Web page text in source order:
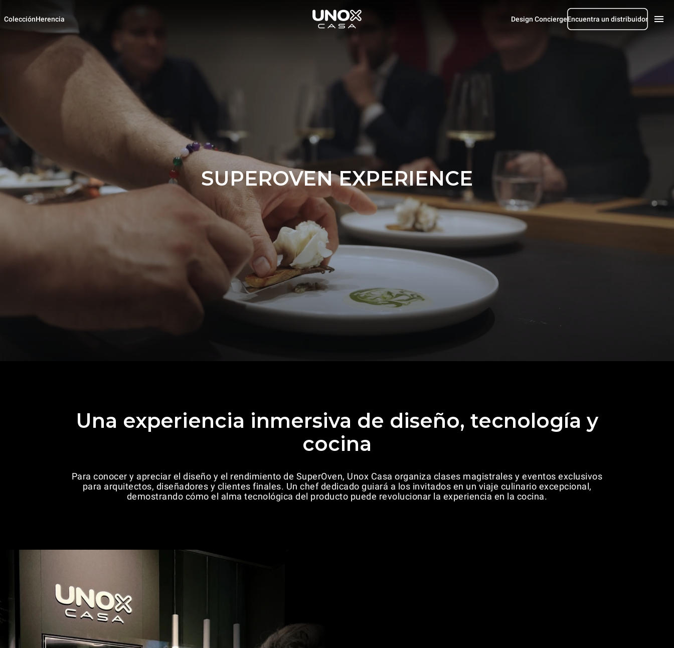
ColecciónHerencia Design ConciergeEncuentra un distribuidor
SUPEROVEN EXPERIENCE
Una experiencia inmersiva de diseño, tecnología y
cocina
Para conocer y apreciar el diseño y el rendimiento de SuperOven, Unox Casa organiza clases magistrales y eventos exclusivos
para arquitectos, diseñadores y clientes finales. Un chef dedicado guiará a los invitados en un viaje culinario excepcional,
demostrando cómo el alma tecnológica del producto puede revolucionar la experiencia en la cocina.